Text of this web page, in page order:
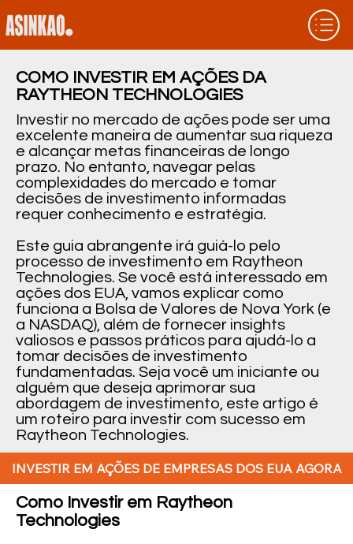
COMO INVESTIR EM AÇÕES DA
RAYTHEON TECHNOLOGIES
Investir no mercado de ações pode ser uma
excelente maneira de aumentar sua riqueza
e alcançar metas financeiras de longo
prazo. No entanto, navegar pelas
complexidades do mercado e tomar
decisões de investimento informadas
requer conhecimento e estratégia.
Este guia abrangente irá guiá-lo pelo
processo de investimento em Raytheon
Technologies. Se você está interessado em
ações dos EUA, vamos explicar como
funciona a Bolsa de Valores de Nova York (e
a NASDAQ), além de fornecer insights
valiosos e passos práticos para ajudá-lo a
tomar decisões de investimento
fundamentadas. Seja você um iniciante ou
alguém que deseja aprimorar sua
abordagem de investimento, este artigo é
um roteiro para investir com sucesso em
Raytheon Technologies.
Como Investir em Raytheon
Technologies
INVESTIR EM AÇÕES DE EMPRESAS DOS EUA AGORA